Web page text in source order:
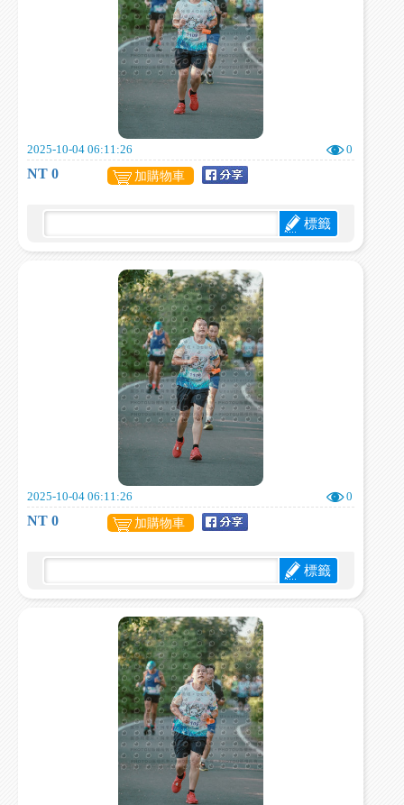
2025-10-04 06:11:26 0
NT 0 加購物車
標籤
2025-10-04 06:11:26 0
NT 0 加購物車
標籤